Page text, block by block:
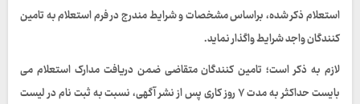
استعلام ذکر شده، براساس مشخصات و شرایط مندرج در فرم استعلام به تامین
کنندگان واجد شرایط واگذار نماید.
لازم به ذکر است؛ تامین کنندگان متقاضی ضمن دریافت مدارک استعلام می
بایست حداکثر به مدت ٧ روز کاری پس از نشر آگهی، نسبت به ثبت نام در لیست